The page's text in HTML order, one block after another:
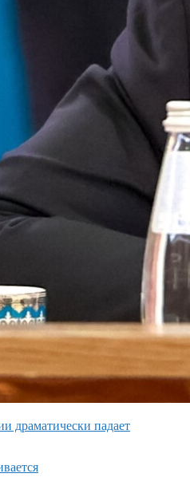
драматически падает